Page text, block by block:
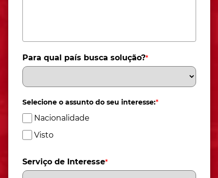
Para qual país busca solução?*
Selecione o assunto do seu interesse:*
Nacionalidade
Visto
Serviço de Interesse*